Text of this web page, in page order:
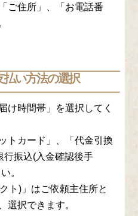
ご住所」、「お電話番
払い方法の選択
け時間帯」を選択してく
トカード」、「代金引換
行振込(入金確認後手
。
ト)」はご依頼主住所と
選択できます。